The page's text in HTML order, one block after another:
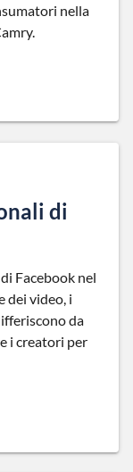
nella
di
Facebook nel
dei video, i
da
i creatori per